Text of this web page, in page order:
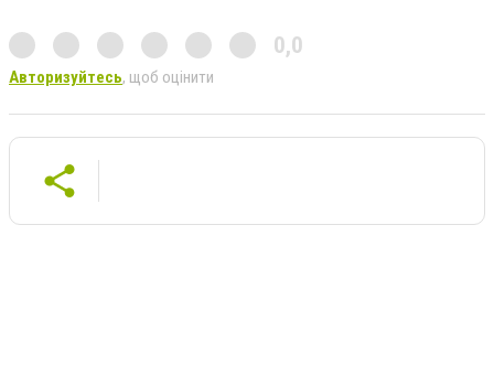
0,0
Авторизуйтесь, щоб оцінити